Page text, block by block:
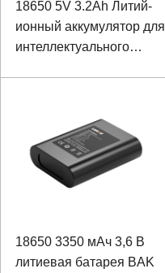
18650 5V 3.2Ah Литий-
ионный аккумулятор для
интеллектуального
18650 3350 мАч 3,6 В
литиевая батарея BAK